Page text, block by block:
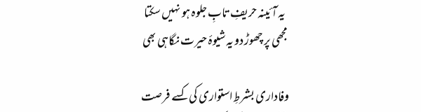
یہ آئینہ حریفِ تابِ جلوہ ہو نہیں سکتا
مجھی پر چھوڑ دو یہ شیوۂ حیرت نگاہی بھی
وفاداری بشرطِ استواری کی کسے فرصت